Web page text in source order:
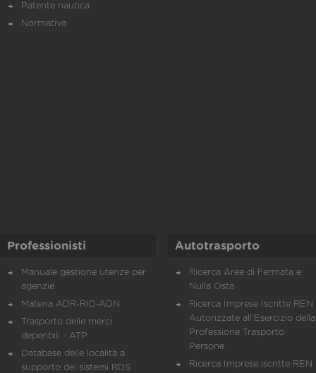
Patente nautica
Normativa
Professionisti
Manuale gestione utenze per
agenzie
Materia ADR-RID-ADN
Trasporto delle merci
deperibili - ATP
Database delle località a
supporto dei sistemi RDS
Autotrasporto
Ricerca Aree di Fermata e
Nulla Osta
Ricerca Imprese Iscritte REN
Autorizzate all'Esercizio della
Professione Trasporto
Persone
Ricerca Imprese iscritte REN